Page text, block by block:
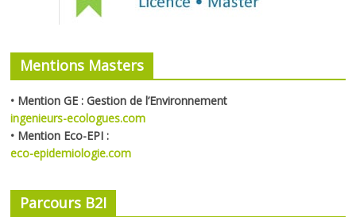
Mentions Masters
• Mention GE : Gestion de l’Environnement
ingenieurs-ecologues.com
• Mention Eco-EPI :
eco-epidemiologie.com
Parcours B2I